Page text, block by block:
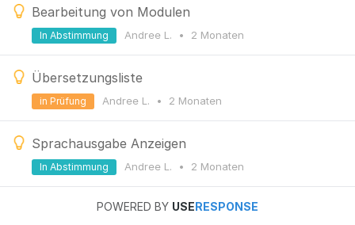
Bearbeitung von Modulen
Andree L. • 2 Monaten
In Abstimmung
Übersetzungsliste
Andree L. • 2 Monaten
in Prüfung
Sprachausgabe Anzeigen
Andree L. • 2 Monaten
In Abstimmung
POWERED BY USERESPONSE